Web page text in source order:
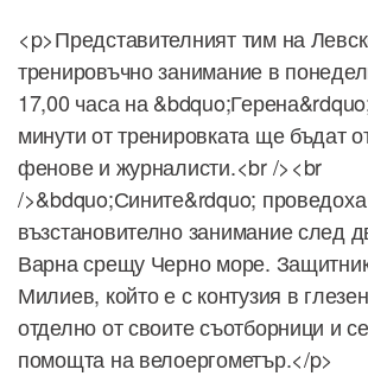
<p>Представителният тим на
тренировъчно занимание в
17,00 часа на
минути от тренировката ще бъдат
фенове и журналисти.<br /><br
/>&bdquo;Сините&rdquo;
възстановително занимание след
Варна срещу Черно море.
Милиев, който е с контузия в
отделно от своите съотборници и
помощта на велоергометър.</p>